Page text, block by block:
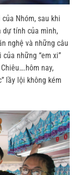
Nhóm, sau khi
dự tính của mình,
nghệ và những câu
những “em xi”
nay,
lầy lội không kém